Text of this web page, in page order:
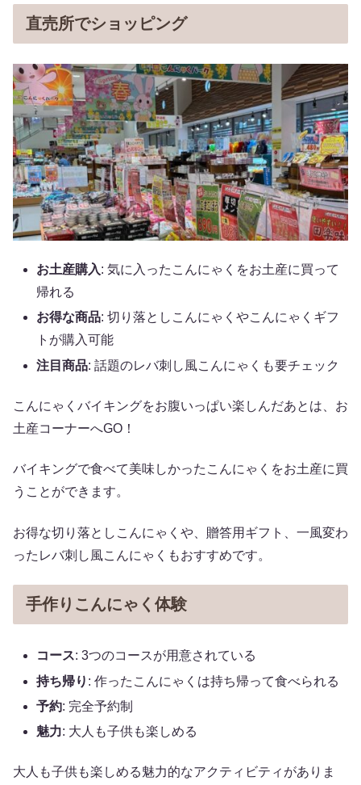
直売所でショッピング
お土産購入: 気に入ったこんにゃくをお土産に買って
帰れる
お得な商品: 切り落としこんにゃくやこんにゃくギフ
トが購入可能
注目商品: 話題のレバ刺し風こんにゃくも要チェック
こんにゃくバイキングをお腹いっぱい楽しんだあとは、お
土産コーナーへGO！
バイキングで食べて美味しかったこんにゃくをお土産に買
うことができます。
お得な切り落としこんにゃくや、贈答用ギフト、一風変わ
ったレバ刺し風こんにゃくもおすすめです。
手作りこんにゃく体験
コース: 3つのコースが用意されている
持ち帰り : 作ったこんにゃくは持ち帰って食べられる
予約: 完全予約制
魅力: 大人も子供も楽しめる
大人も子供も楽しめる魅力的なアクティビティがありま